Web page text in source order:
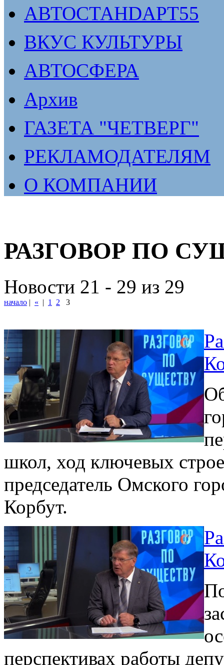
АВТОСТАНDАРТ55
ВКУС КУЛЬТУРЫ
АВТОСФЕРА
Архив
ГАЗЕТА "ЧЕТВЕРГ"
РЕКЛАМОДАТЕЛЯМ
О КОМПАНИИ
РАЗГОВОР ПО
Новости 21 - 29 из 29
начало | « | 1 2 3
школ, ход ключевых
председатель Омского
Корбут.
перспективах работы